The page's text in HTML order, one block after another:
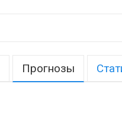
Прогнозы